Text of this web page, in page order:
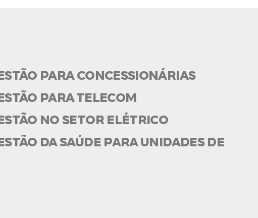
PARA CONCESSIONÁRIAS
PARA TELECOM
NO SETOR ELÉTRICO
DA SAÚDE PARA UNIDADES DE